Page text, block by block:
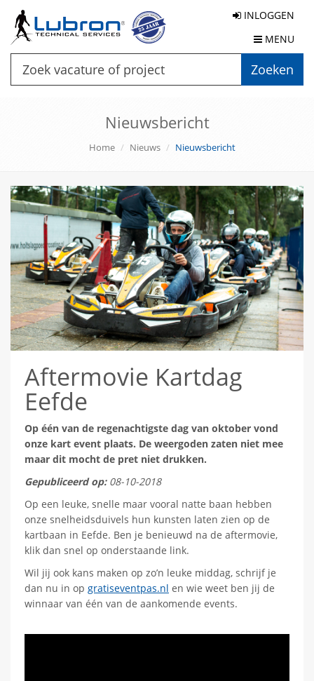
Zoeken
INLOGGEN
MENU
Nieuwsbericht
Home Nieuws Nieuwsbericht
Aftermovie Kartdag
Eefde
Op één van de regenachtigste dag van oktober vond
onze kart event plaats. De weergoden zaten niet mee
maar dit mocht de pret niet drukken.
Gepubliceerd op:08-10-2018
Op een leuke, snelle maar vooral natte baan hebben
onze snelheidsduivels hun kunsten laten zien op de
kartbaan in Eefde. Ben je benieuwd na de aftermovie,
klik dan snel op onderstaande link.
Wil jij ook kans maken op zo’n leuke middag, schrijf je
dan nu in op gratiseventpas.nl en wie weet ben jij de
winnaar van één van de aankomende events.